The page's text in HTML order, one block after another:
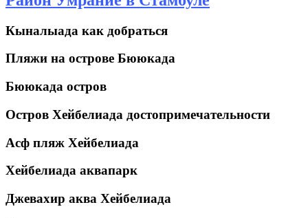
Кыналыада как добраться
Пляжи на острове Бююкада
Бююкада остров
Остров Хейбелиада достопримечательности
Асф пляж Хейбелиада
Хейбелиада аквапарк
Джевахир аква Хейбелиада